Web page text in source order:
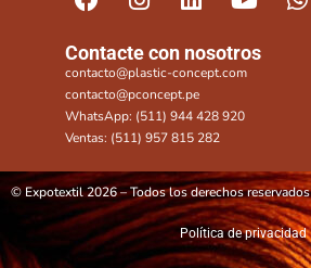
Contacte con nosotros
contacto@plastic-concept.com
contacto@pconcept.pe
WhatsApp: (511) 944 428 920
Ventas: (511) 957 815 282
© Expotextil 2026 – Todos los derechos reservados
Política de privacidad